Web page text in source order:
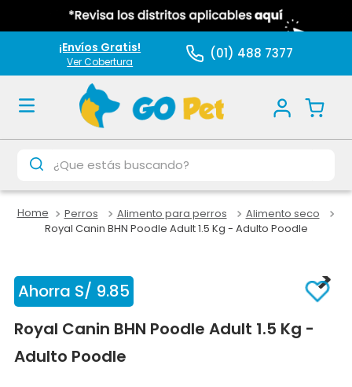
¡Envíos Gratis!
Ver Cobertura (01) 488 7377
¿Que estás buscando?
Perros Alimento para perros
Alimento seco
Royal Canin BHN Poodle Adult 1.5 Kg - Adulto Poodle
Ahorra S/ 9.85
Royal Canin BHN Poodle Adult 1.5 Kg -
Adulto Poodle